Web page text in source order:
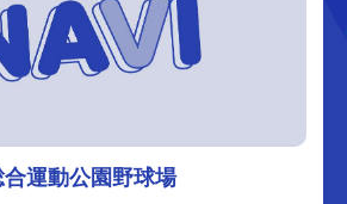
運動公園野球場